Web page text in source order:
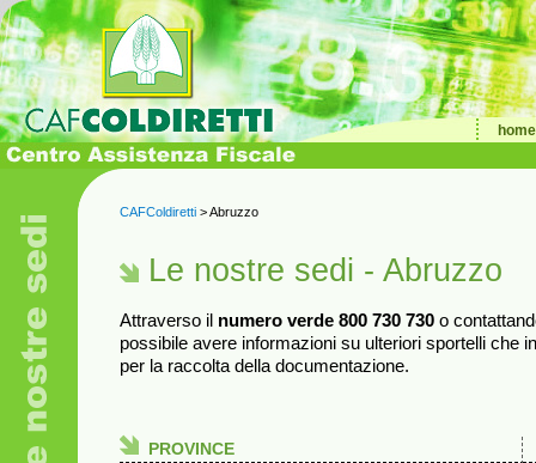
home
CAFColdiretti >Abruzzo
Le nostre sedi - Abruzzo
Attraverso il numero verde 800 730 730 o
possibile avere informazioni su ulteriori sportelli che
per la raccolta della documentazione.
PROVINCE